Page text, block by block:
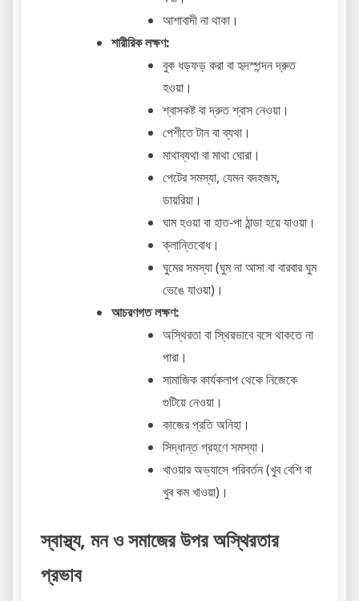
আশাবাদী না থাকা।
শারীরিক লক্ষণ:
বুক ধড়ফড় করা বা হৃদস্পন্দন দ্রুত
হওয়া।
শ্বাসকষ্ট বা দ্রুত শ্বাস নেওয়া।
পেশীতে টান বা ব্যথা।
মাথাব্যথা বা মাথা ঘোরা।
পেটের সমস্যা, যেমন বদহজম,
ডায়রিয়া।
ঘাম হওয়া বা হাত-পা ঠান্ডা হয়ে যাওয়া।
ক্লান্তিবোধ।
ঘুমের সমস্যা (ঘুম না আসা বা বারবার ঘুম
ভেঙে যাওয়া)।
আচরণগত লক্ষণ:
অস্থিরতা বা স্থিরভাবে বসে থাকতে না
পারা।
সামাজিক কার্যকলাপ থেকে নিজেকে
গুটিয়ে নেওয়া।
কাজের প্রতি অনিহা।
সিদ্ধান্ত গ্রহণে সমস্যা।
খাওয়ার অভ্যাসে পরিবর্তন (খুব বেশি বা
খুব কম খাওয়া)।
স্বাস্থ্য, মন ও সমাজের উপর অস্থিরতার
প্রভাব